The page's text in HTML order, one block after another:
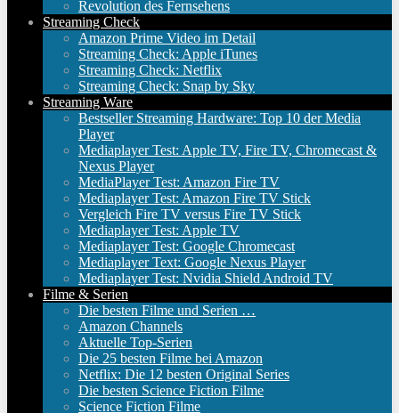
Revolution des Fernsehens
Streaming Check
Amazon Prime Video im Detail
Streaming Check: Apple iTunes
Streaming Check: Netflix
Streaming Check: Snap by Sky
Streaming Ware
Bestseller Streaming Hardware: Top 10 der Media
Player
Mediaplayer Test: Apple TV, Fire TV, Chromecast &
Nexus Player
MediaPlayer Test: Amazon Fire TV
Mediaplayer Test: Amazon Fire TV Stick
Vergleich Fire TV versus Fire TV Stick
Mediaplayer Test: Apple TV
Mediaplayer Test: Google Chromecast
Mediaplayer Text: Google Nexus Player
Mediaplayer Test: Nvidia Shield Android TV
Filme & Serien
Die besten Filme und Serien …
Amazon Channels
Aktuelle Top-Serien
Die 25 besten Filme bei Amazon
Netflix: Die 12 besten Original Series
Die besten Science Fiction Filme
Science Fiction Filme